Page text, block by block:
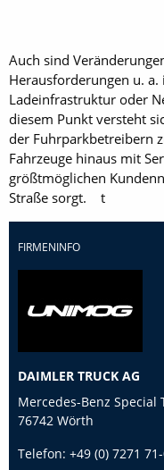
Auch sind
Herausforderungen u.
Ladeinfrastruktur oder
diesem Punkt versteht
der Fuhrparkbetreibern
Fahrzeuge hinaus mit
größtmöglichen
Straße sorgt. t
FIRMENINFO
DAIMLER TRUCK AG
Mercedes-Benz Special
76742 Wörth
Telefon: +49 (0) 7271